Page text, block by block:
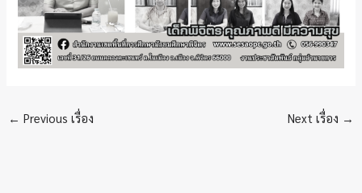
← Previous เรื่อง Next เรื่อง →